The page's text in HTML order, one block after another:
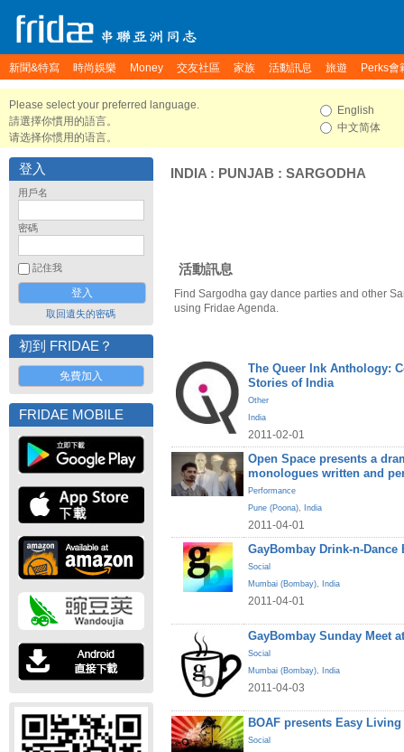
新聞&特寫 時尚娛樂 Money 交友社區 家族 活動訊息 旅遊 Perks會
Please select your preferred language.
請選擇你慣用的語言。
请选择你惯用的语言。
English
中文简体
登入
用戶名
密碼
記住我
取回遺失的密碼
初到 FRIDAE？
免費加入
FRIDAE MOBILE
INDIA : PUNJAB : SARGODHA
活動訊息
Find Sargodha gay dance parties and other
using Fridae Agenda.
The Queer Ink Anthology:
Stories of India
Other
India
2011-02-01
Open Space presents a
monologues written and
Performance
Pune (Poona), India
2011-04-01
GayBombay Drink-n-Dance
Social
Mumbai (Bombay), India
2011-04-01
GayBombay Sunday Meet
Social
Mumbai (Bombay), India
2011-04-03
BOAF presents Easy
Social